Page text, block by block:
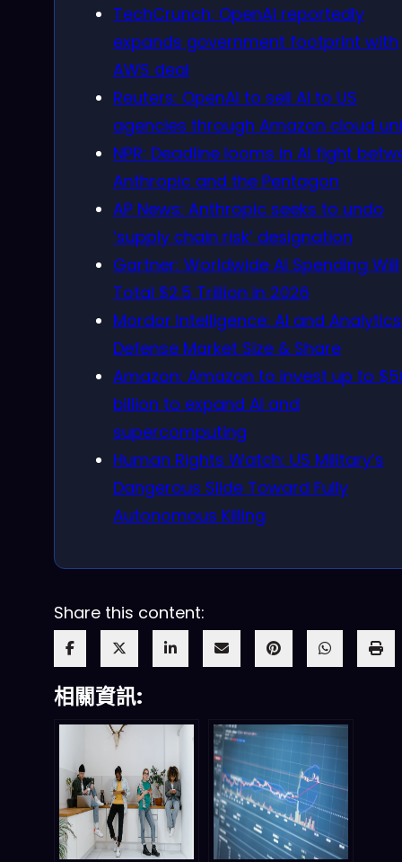
TechCrunch: OpenAI reportedly
expands government footprint with
AWS deal
Reuters: OpenAI to sell AI to US
agencies through Amazon cloud
NPR: Deadline looms in AI fight
Anthropic and the Pentagon
AP News: Anthropic seeks to undo
‘supply chain risk’ designation
Gartner: Worldwide AI Spending Will
Total $2.5 Trillion in 2026
Mordor Intelligence: AI and
Defense Market Size & Share
Amazon: Amazon to invest up to
billion to expand AI and
supercomputing
Human Rights Watch: US Military’s
Dangerous Slide Toward Fully
Autonomous Killing
Share this content:
相關資訊: